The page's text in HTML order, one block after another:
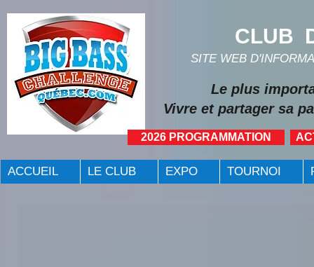
CLUB
SITE WEB
Vivre et partager sa
2026 PROGRAMMATION
Le plus
ACCUEIL LE CLUB EXPO TOURNOI